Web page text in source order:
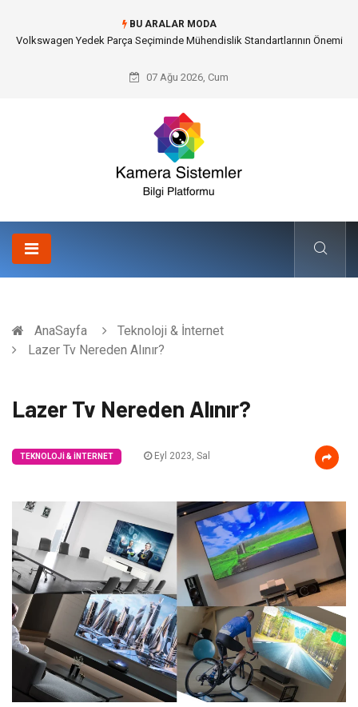
BU ARALAR MODA
Düğün Fotoğrafçısı Seçimiyle Geleceğe Nasıl Bir Miras Bırakacaksınız?
07 Ağu 2026, Cum
AnaSayfa
Teknoloji & İnternet
Lazer Tv Nereden Alınır?
Lazer Tv Nereden Alınır?
TEKNOLOJI & İNTERNET Eyl 2023, Sal